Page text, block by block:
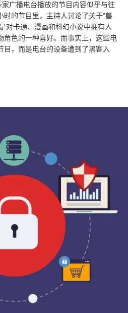
广播电台播放的节目内容似乎与往
时的节目里，主持人讨论了关于”兽
对卡通、漫画和科幻小说中拥有人
角色的一种喜好。而事实上，这些电
目，而是电台的设备遭到了黑客入